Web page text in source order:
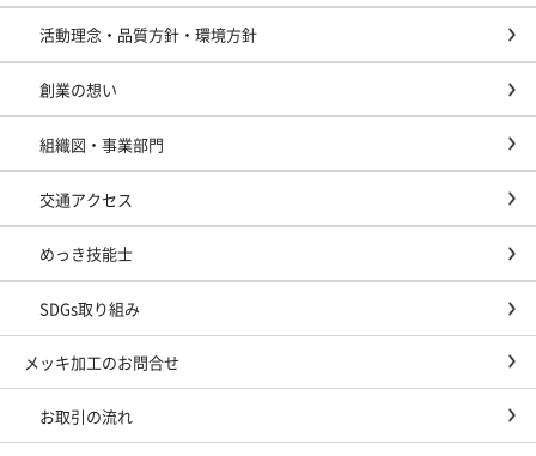
活動理念・品質方針・環境方針
創業の想い
組織図・事業部門
交通アクセス
めっき技能士
SDGs取り組み
メッキ加工のお問合せ
お取引の流れ